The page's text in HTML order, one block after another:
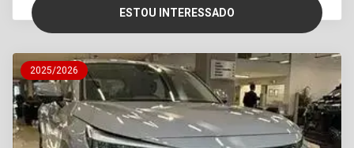
ESTOU INTERESSADO
2025/2026